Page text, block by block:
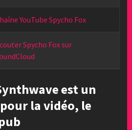
YouTube Spycho Fox
Spycho Fox sur
est un
la vidéo, le